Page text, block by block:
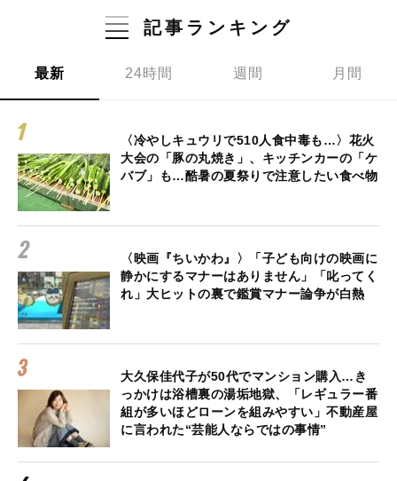
記事ランキング
最新 24時間 週間 月間
〈冷やしキュウリで510人食中毒も…〉花火
大会の「豚の丸焼き」、キッチンカーの「ケ
バブ」も…酷暑の夏祭りで注意したい食べ物
〈映画『ちいかわ』〉「子ども向けの映画に
静かにするマナーはありません」「叱ってく
れ」大ヒットの裏で鑑賞マナー論争が白熱
大久保佳代子が50代でマンション購入…き
っかけは浴槽裏の湯垢地獄、「レギュラー番
組が多いほどローンを組みやすい」不動産屋
に言われた“芸能人ならではの事情”